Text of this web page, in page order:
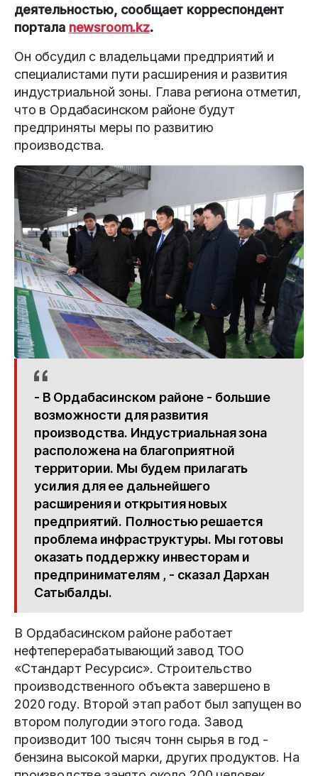
деятельностью, сообщает корреспондент
портала newsroom.kz.
Он обсудил с владельцами предприятий и
специалистами пути расширения и развития
индустриальной зоны. Глава региона отметил,
что в Ордабасинском районе будут
предприняты меры по развитию
производства.
- В Ордабасинском районе - большие
возможности для развития
производства. Индустриальная зона
расположена на благоприятной
территории. Мы будем прилагать
усилия для ее дальнейшего
расширения и открытия новых
предприятий. Полностью решается
проблема инфраструктуры. Мы готовы
оказать поддержку инвесторам и
предпринимателям , - сказал Дархан
Сатыбалды.
В Ордабасинском районе работает
нефтеперерабатывающий завод ТОО
«Стандарт Ресурсис». Строительство
производственного объекта завершено в
2020 году. Второй этап работ был запущен во
втором полугодии этого года. Завод
производит 100 тысяч тонн сырья в год -
бензина высокой марки, других продуктов. На